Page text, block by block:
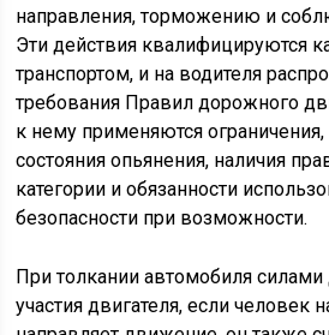
направления, торможению и
Эти действия квалифицируются
транспортом, и на водителя
требования Правил дорожного
к нему применяются
состояния опьянения, наличия
категории и обязанности
безопасности при возможности.
При толкании автомобиля силами
участия двигателя, если человек